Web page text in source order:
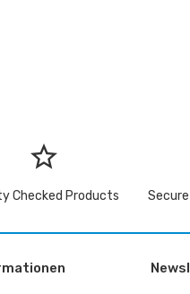
star_border
Checked Products